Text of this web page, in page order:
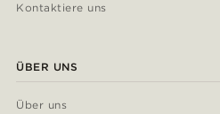
Kontaktiere uns
ÜBER UNS
Über uns